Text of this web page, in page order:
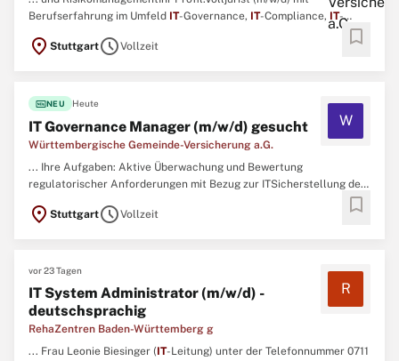
Berufserfahrung im Umfeld IT-Governance, IT-Compliance, IT-
technologischen und strategischen
location_on StuttgartscheduleVollzeit bookmark
fiber_newNEU Heute
IT Governance Manager (m/w/d) gesucht
Württembergische Gemeinde-Versicherung a.G.
W
... Ihre Aufgaben: Aktive Überwachung und Bewertung
regulatorischer Anforderungen mit Bezug zur ITSicherstellung der
operativenIT-AbteilungenDurchführung von Compliance- und
location_on StuttgartscheduleVollzeit bookmark
vor 23 Tagen
IT System Administrator (m/w/d) -
deutschsprachig
RehaZentren Baden-Württemberg g
R
... Frau Leonie Biesinger (IT-Leitung) unter der Telefonnummer 0711